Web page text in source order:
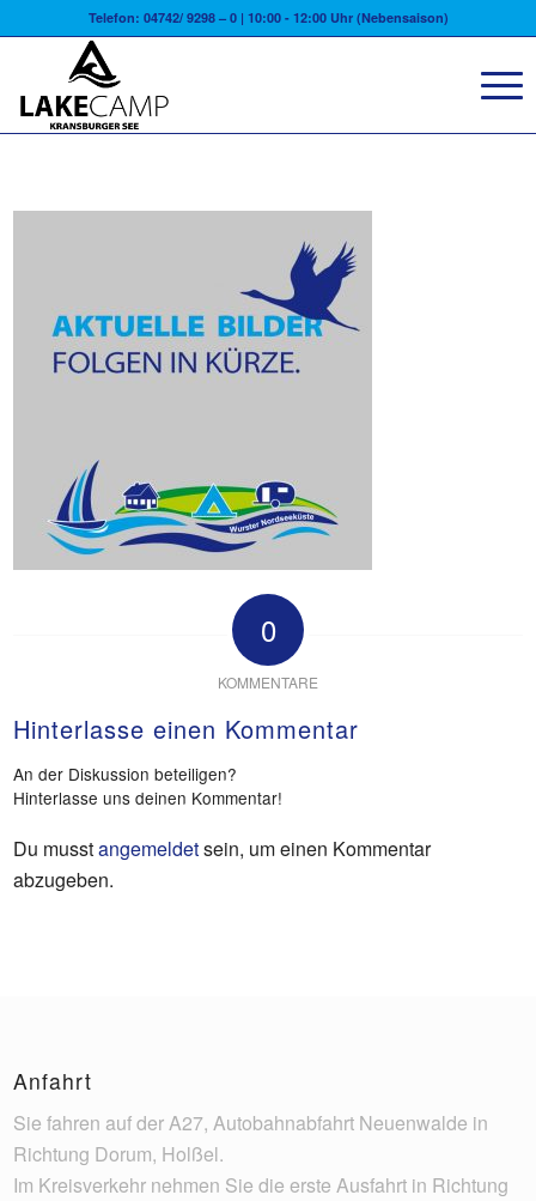
Telefon: 04742/ 9298 – 0 | 10:00 - 12:00 Uhr (Nebensaison)
0
KOMMENTARE
Hinterlasse einen Kommentar
An der Diskussion beteiligen?
Hinterlasse uns deinen Kommentar!
Du musstangemeldetsein, um einen Kommentar
abzugeben.
Anfahrt
Sie fahren auf der A27, Autobahnabfahrt Neuenwalde in
Richtung Dorum, Holßel.
Im Kreisverkehr nehmen Sie die erste Ausfahrt in Richtung